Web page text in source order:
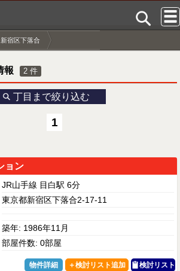
新宿区下落合
報 2 件
丁目まで絞り込む
1
ョン
JR山手線 目白駅 6分
東京都新宿区下落合2-17-11
築年: 1986年11月
部屋件数: 0部屋
物件詳細 検討リスト